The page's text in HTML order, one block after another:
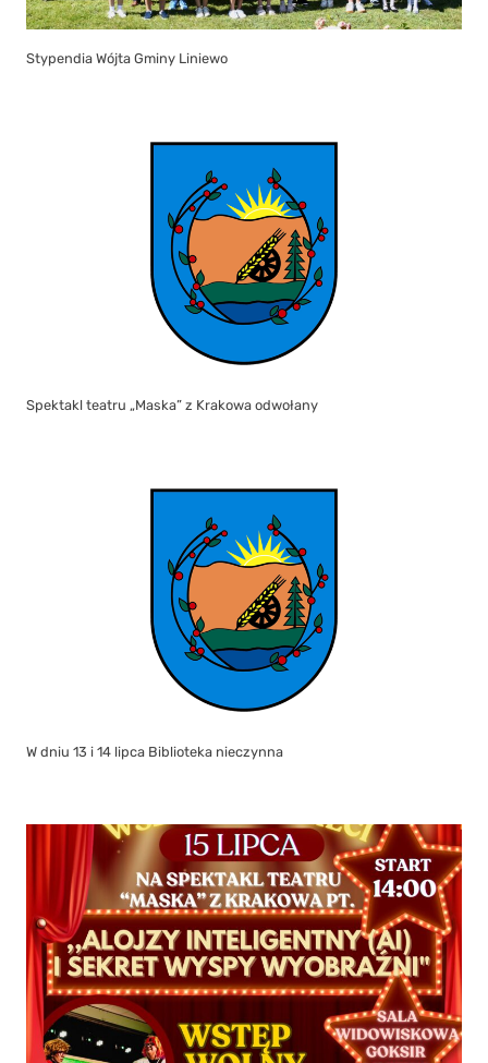
Stypendia Wójta Gminy Liniewo
Spektakl teatru „Maska” z Krakowa odwołany
W dniu 13 i 14 lipca Biblioteka nieczynna